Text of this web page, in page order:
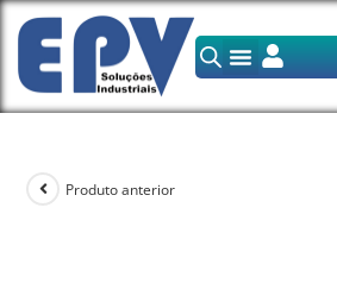
Produto anterior